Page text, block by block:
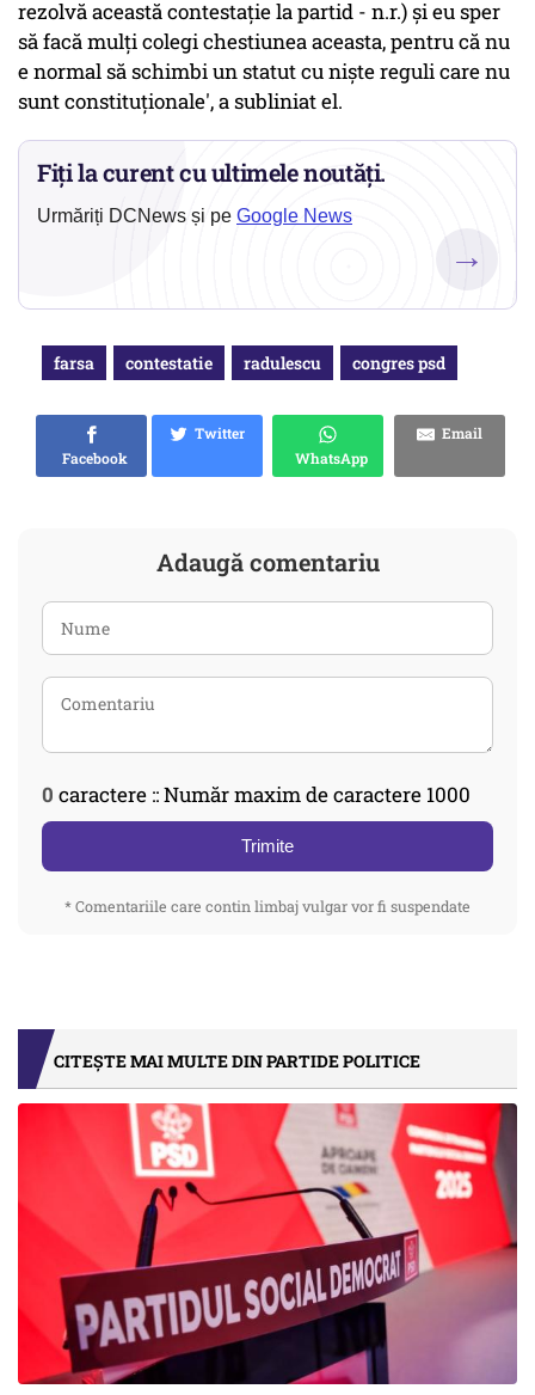
rezolvă această contestaţie la partid - n.r.) şi eu sper
să facă mulţi colegi chestiunea aceasta, pentru că nu
e normal să schimbi un statut cu nişte reguli care nu
sunt constituţionale', a subliniat el.
Fiți la curent cu ultimele noutăți.
Urmăriți DCNews și pe Google News
→
farsa contestatie radulescu congres psd
Facebook
Twitter
WhatsApp
Email
Adaugă comentariu
0 caractere :: Număr maxim de caractere 1000
Trimite
* Comentariile care contin limbaj vulgar vor fi suspendate
CITEȘTE MAI MULTE DIN PARTIDE POLITICE